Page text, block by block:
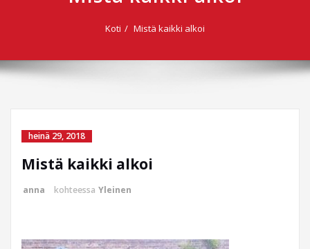
Koti Mistä kaikki alkoi
heinä 29, 2018
Mistä kaikki alkoi
anna kohteessa Yleinen